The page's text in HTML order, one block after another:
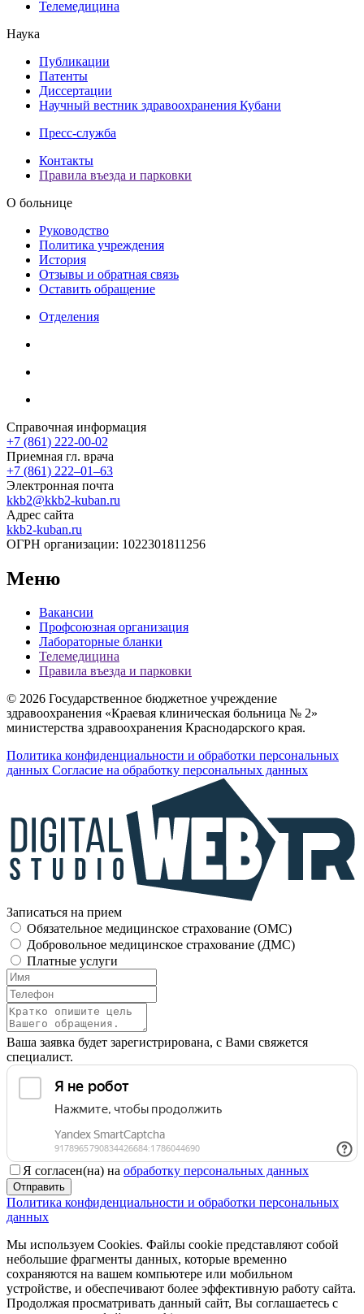
Телемедицина
Наука
Публикации
Патенты
Диссертации
Научный вестник здравоохранения Кубани
Пресс-служба
Контакты
Правила въезда и парковки
О больнице
Руководство
Политика учреждения
История
Отзывы и обратная связь
Оставить обращение
Отделения
Справочная информация
+7 (861) 222-00-02
Приемная гл. врача
+7 (861) 222‒01‒63
Электронная почта
kkb2@kkb2-kuban.ru
Адрес сайта
kkb2-kuban.ru
ОГРН организации: 1022301811256
Меню
Вакансии
Профсоюзная организация
Лабораторные бланки
Телемедицина
Правила въезда и парковки
© 2026 Государственное бюджетное учреждение
здравоохранения «Краевая клиническая больница № 2»
министерства здравоохранения Краснодарского края.
Политика конфиденциальности и обработки персональных
данных Согласие на обработку персональных данных
Записаться на прием
Обязательное медицинское страхование (OMC)
Добровольное медицинское страхование (ДМС)
Платные услуги
Ваша заявка будет зарегистрирована, с Вами свяжется
специалист.
Я согласен(на) на обработку персональных данных
Отправить
Политика конфиденциальности и обработки персональных
данных
Мы используем Cookies. Файлы cookie представляют собой
небольшие фрагменты данных, которые временно
сохраняются на вашем компьютере или мобильном
устройстве, и обеспечивают более эффективную работу сайта.
Продолжая просматривать данный сайт, Вы соглашаетесь с